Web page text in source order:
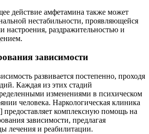
действие амфетамина также может
нестабильности, проявляющейся
настроения, раздражительностью и
зависимости
развивается постепенно, проходя
Каждая из этих стадий
изменениями в психическом
человека. Наркологическая клиника
предоставляет комплексную помощь на
зависимости, предлагая
лечения и реабилитации.